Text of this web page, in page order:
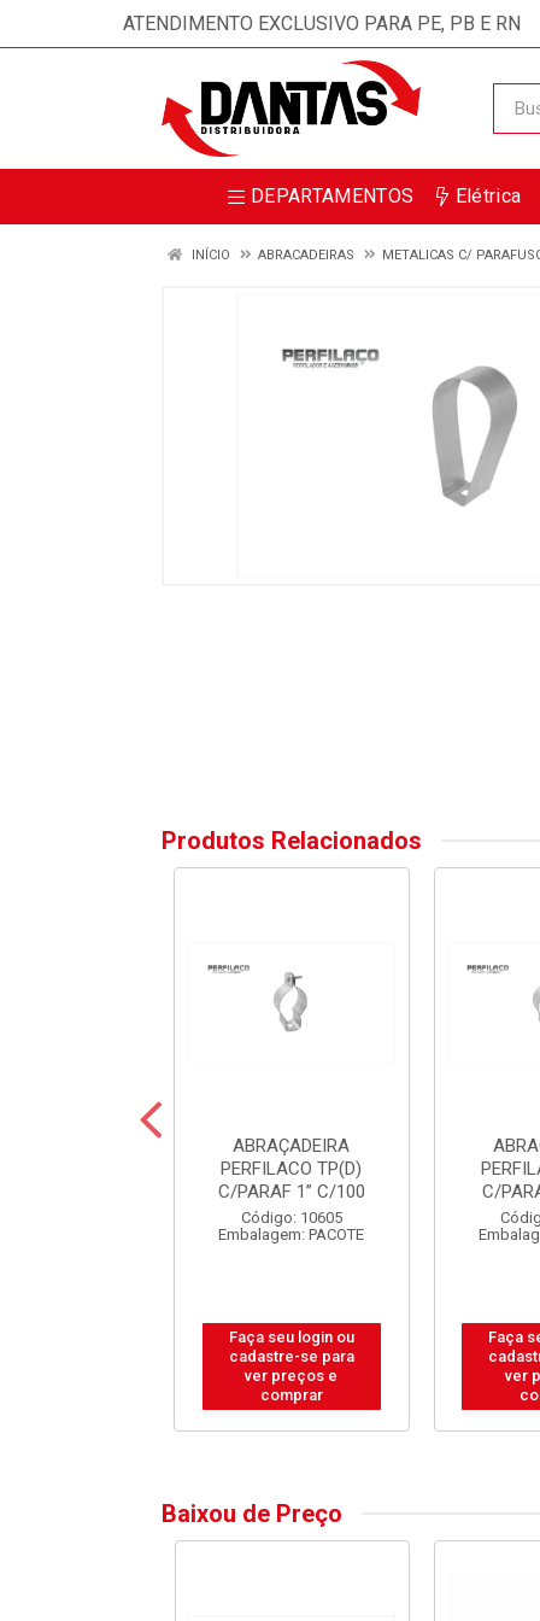
ATENDIMENTO EXCLUSIVO PARA PE, PB E RN
DEPARTAMENTOS Elétrica
INÍCIO ABRACADEIRAS METALICAS C/
Produtos Relacionados
ABRAÇADEIRA
PERFILACO TP(D)
C/PARAF 1” C/100
Código: 10605
Embalagem: PACOTE
Faça seu login ou
cadastre-se para
ver preços e
comprar
C/
Faça
ver
Baixou de Preço